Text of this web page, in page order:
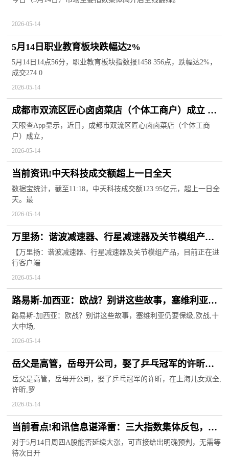
2026-05-14
5月14日职业教育板块跌幅达2%
5月14日14点56分，职业教育板块指数报1458 356点，跌幅达2%，
成交274 0
2026-05-14
成都市双流区匠心卤卤菜店（个体工商户）成立 注
册资本3万人民币
天眼查App显示，近日，成都市双流区匠心卤卤菜店（个体工商
户）成立，
2026-05-14
当前资讯!中天科技成交额超上一日全天
数据宝统计，截至11:18，中天科技成交额123 95亿元，超上一日全
天。最
2026-05-14
万里扬：谐波减速器、行星减速器及关节模组产
品，目前正在进行客户端的试验验证
【万里扬：谐波减速器、行星减速器及关节模组产品，目前正在进
行客户端
2026-05-14
路易斯-加西亚：欧战？别讲这些故事，塞维利亚仍
要保级
路易斯-加西亚：欧战？别讲这些故事，塞维利亚仍要保级,欧战,十
大中场,
2026-05-14
岳父是高管，岳母开公司，娶了乒乓冠军的许昕，
在上海儿女双全
岳父是高管，岳母开公司，娶了乒乓冠军的许昕，在上海儿女双全,
许昕,罗
2026-05-14
当前看点!和讯信息谌泽雷：三大指数集体反包，周
四还会涨吗？
对于5月14日周四A股能否延续大涨，可直接给出明确预判，无需等
待次日开